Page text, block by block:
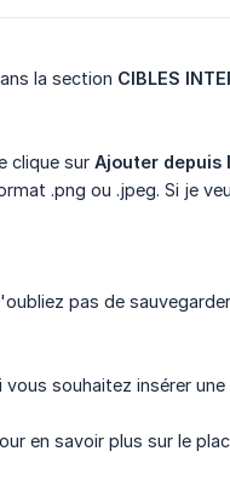
la section CIBLES
clique sur Ajouter depuis
.png ou .jpeg. Si je
pas de
vous souhaitez insérer
en savoir plus sur le